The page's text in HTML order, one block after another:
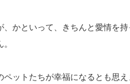
かといって、き ちんと愛情を
ペットたちが幸福になるとも思え